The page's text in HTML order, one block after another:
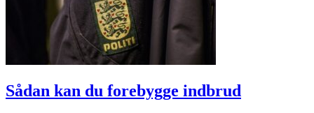
Sådan kan du forebygge indbrud